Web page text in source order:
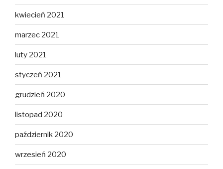
kwiecień 2021
marzec 2021
luty 2021
styczeń 2021
grudzień 2020
listopad 2020
październik 2020
wrzesień 2020